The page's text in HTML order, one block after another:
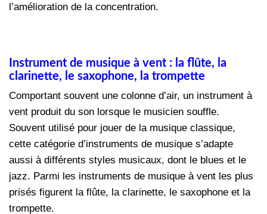
l’amélioration de la concentration.
Instrument de musique à vent : la flûte, la
clarinette, le saxophone, la trompette
Comportant souvent une colonne d’air, un instrument à
vent produit du son lorsque le musicien souffle.
Souvent utilisé pour jouer de la musique classique,
cette catégorie d’instruments de musique s’adapte
aussi à différents styles musicaux, dont le blues et le
jazz. Parmi les instruments de musique à vent les plus
prisés figurent la flûte, la clarinette, le saxophone et la
trompette.